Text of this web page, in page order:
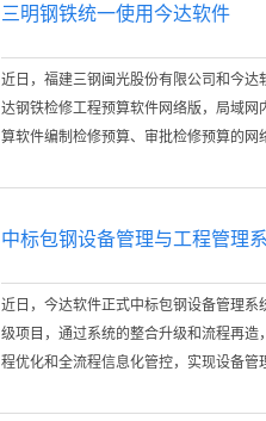
三明钢铁统一使用今达软件
近日，福建三钢闽光股份有限公司和今达
达钢铁检修工程预算软件网络版，局域网
算软件编制检修预算、审批检修预算的网
定额（2009年版）》，今达软件承诺冶
提供及时周到的软件培训、技术服务等相
中标包钢设备管理与工程管理
近日，今达软件正式中标包钢设备管理系
级项目，通过系统的整合升级和流程再造
程优化和全流程信息化管控，实现设备管